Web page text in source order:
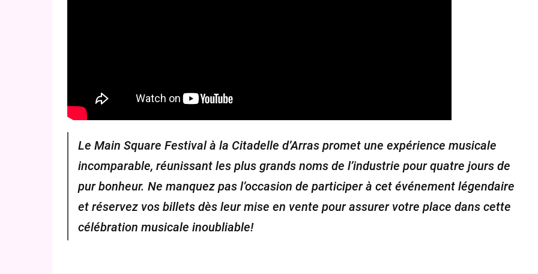
Le Main Square Festival à la Citadelle d’Arras promet une expérience musicale
incomparable, réunissant les plus grands noms de l’industrie pour quatre jours de
pur bonheur. Ne manquez pas l’occasion de participer à cet événement légendaire
et réservez vos billets dès leur mise en vente pour assurer votre place dans cette
célébration musicale inoubliable!